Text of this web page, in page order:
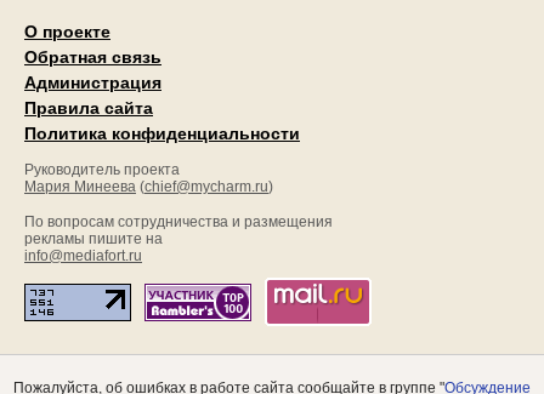
О проекте
Обратная связь
Администрация
Правила сайта
Политика конфиденциальности
Руководитель проекта
Мария Минеева (chief@mycharm.ru)
По вопросам сотрудничества и размещения
рекламы пишите на
info@mediafort.ru
Пожалуйста, об ошибках в работе сайта сообщайте в группе "Обсуждение